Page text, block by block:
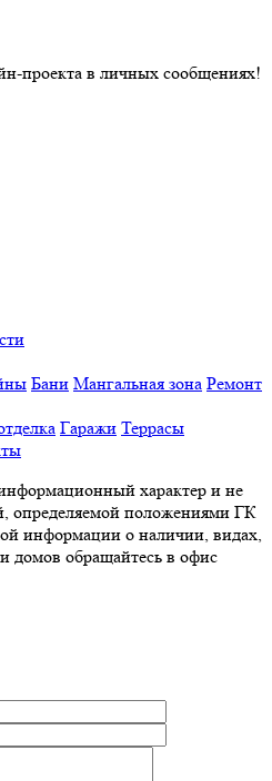
проекта в личных сообщениях!
Бани Мангальная зона Ремонт
Гаражи Террасы
характер и не
определяемой положениями ГК
информации о наличии, видах,
домов обращайтесь в офис